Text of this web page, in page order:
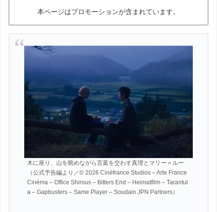
本ページはプロモーションが含まれています。
木に座り、山を眺めながら言葉を交わす真理とマリー＝ルー
（公式予告編より／© 2026 Cinéfrance Studios – Arte France
Cinéma – Office Shirous – Bitters End – Heimatfilm – Tarantul
a – Gapbusters – Same Player – Soudain JPN Partners）